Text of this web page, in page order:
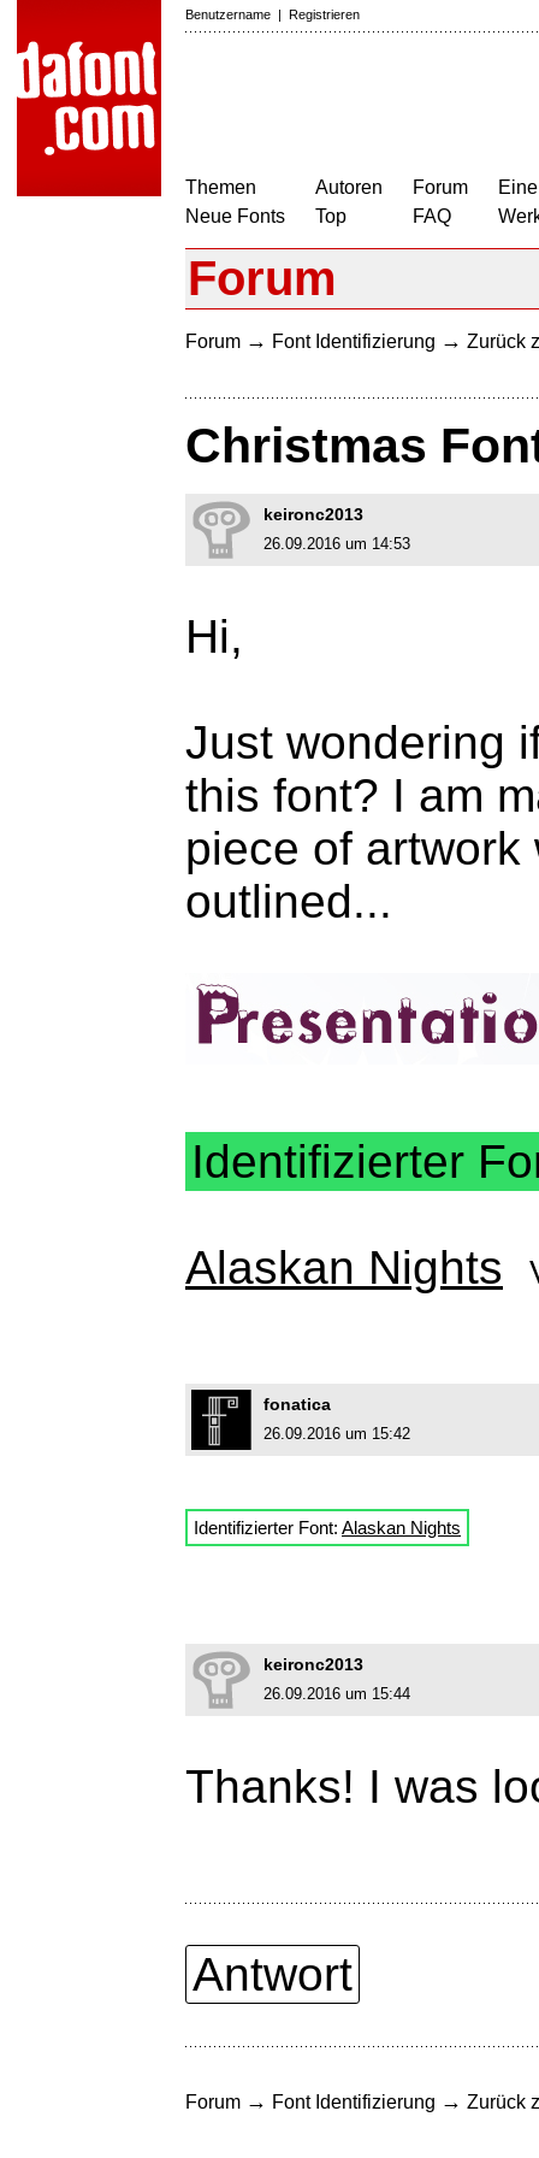
Benutzername | Registrieren
Themen
Neue Fonts
Autoren
Top
Forum
FAQ
Forum
Forum → Font Identifizierung → Zurück
Christmas
keironc2013
26.09.2016 um 14:53
Hi,
Just wondering
this font? I am
piece of
outlined...
Identifizierter
Alaskan Nights
fonatica
26.09.2016 um 15:42
Identifizierter Font: Alaskan Nights
keironc2013
26.09.2016 um 15:44
Thanks! I was
Antwort
Forum → Font Identifizierung → Zurück